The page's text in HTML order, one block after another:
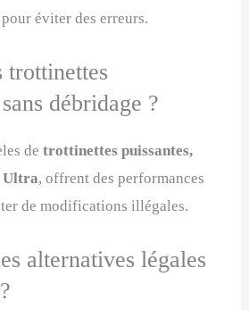
éviter des erreurs.
trottinettes
débridage ?
detrottinettes puissantes,
Ultra, offrent des performances
de modifications illégales.
alternatives légales